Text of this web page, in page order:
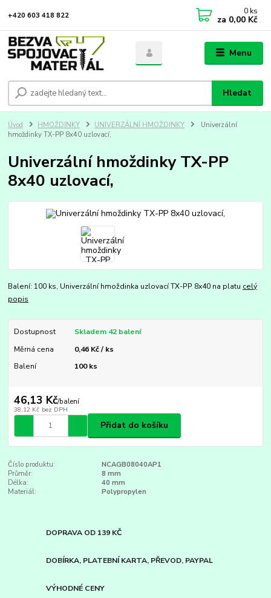
Menu
Hledat
+420 603 418 822 0 ks
za 0,00 Kč
Úvod HMOŽDINKY UNIVERZÁLNÍ HMOŽDINKY
Univerzální
hmoždinky TX-PP 8x40 uzlovací,
Univerzální hmoždinky TX-PP
8x40 uzlovací,
Balení: 100 ks, Univerzální hmoždinka uzlovací TX-PP 8x40 na platu celý
popis
Dostupnost
Skladem 42 balení
Měrná cena
0,46 Kč / ks
Balení
100 ks
46,13 Kč/balení
38,12 Kč bez DPH
Přidat do košíku
Číslo produktu:
NCAGB08040AP1
Průměr:
8 mm
Délka:
40 mm
Materiál:
Polypropylen
DOPRAVA OD 139 KČ
DOBÍRKA, PLATEBNÍ KARTA, PŘEVOD, PAYPAL
VÝHODNÉ CENY